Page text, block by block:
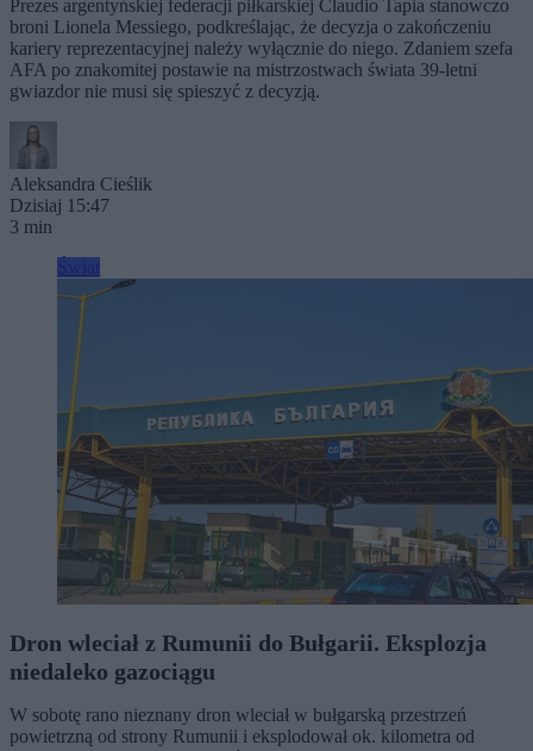
Prezes argentyńskiej federacji piłkarskiej Claudio Tapia stanowczo
broni Lionela Messiego, podkreślając, że decyzja o zakończeniu
kariery reprezentacyjnej należy wyłącznie do niego. Zdaniem szefa
AFA po znakomitej postawie na mistrzostwach świata 39-letni
gwiazdor nie musi się spieszyć z decyzją.
Aleksandra Cieślik
Dzisiaj 15:47
3 min
Dron wleciał z Rumunii do Bułgarii. Eksplozja
niedaleko gazociągu
W sobotę rano nieznany dron wleciał w bułgarską przestrzeń
powietrzną od strony Rumunii i eksplodował ok. kilometra od